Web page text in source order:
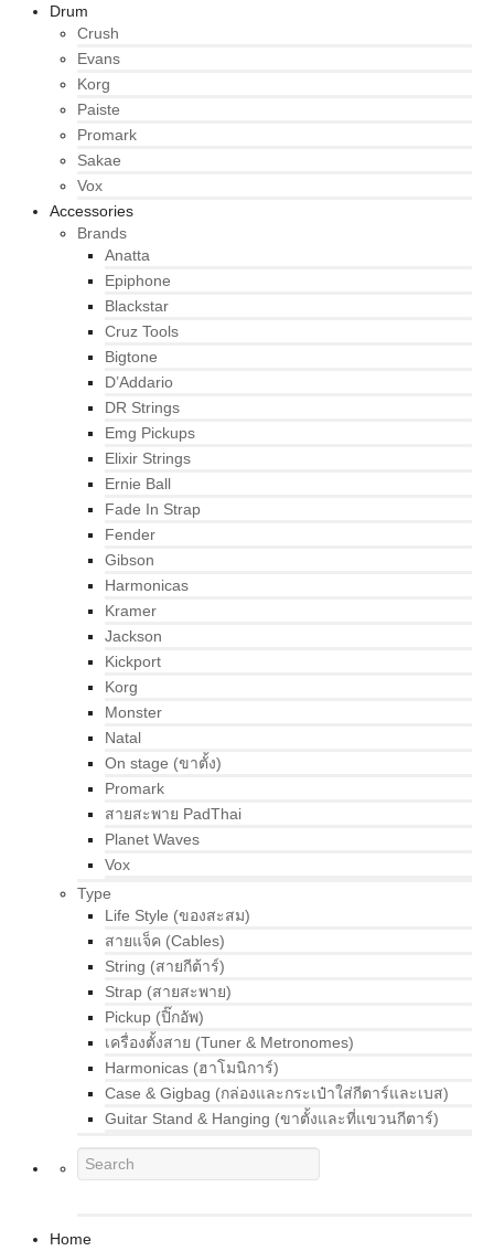
Drum
Crush
Evans
Korg
Paiste
Promark
Sakae
Vox
Accessories
Brands
Anatta
Epiphone
Blackstar
Cruz Tools
Bigtone
D’Addario
DR Strings
Emg Pickups
Elixir Strings
Ernie Ball
Fade In Strap
Fender
Gibson
Harmonicas
Kramer
Jackson
Kickport
Korg
Monster
Natal
On stage (ขาตั้ง)
Promark
สายสะพาย PadThai
Planet Waves
Vox
Type
Life Style (ของสะสม)
สายแจ็ค (Cables)
String (สายกีต้าร์)
Strap (สายสะพาย)
Pickup (ปิ๊กอัพ)
เครื่องตั้งสาย (Tuner & Metronomes)
Harmonicas (ฮาโมนิการ์)
Case & Gigbag (กล่องและกระเป๋าใส่กีตาร์และเบส)
Guitar Stand & Hanging (ขาตั้งและที่แขวนกีตาร์)
Home